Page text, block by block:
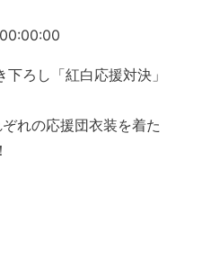
ろし「紅白応援対決」
れの応援団衣装を着た